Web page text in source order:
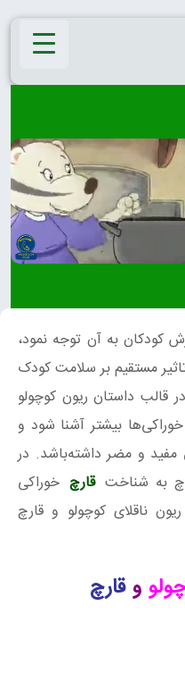
کودکان به آن توجه نمود،
مستقیم بر سلامت کودک
قالب داستان ریون کوچولو
بیشتر آشنا شود و
و مضر داشته‌باشد. در
به شناخت قارچ خوراکی
ناقلای کوچولو و قارچ
و قارچ